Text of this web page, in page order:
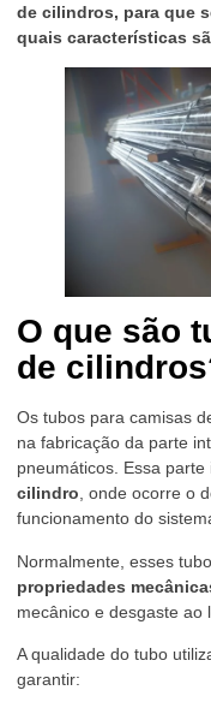
de cilindros, para que
quais características
O que são
de
Os tubos para camisas
na fabricação da parte
pneumáticos. Essa
cilindro , onde ocorre o
funcionamento do
Normalmente, esses
propriedades
mecânico e desgaste ao
A qualidade do tubo
garantir: